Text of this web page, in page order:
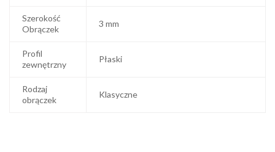
Szerokość
Obrączek
3 mm
Profil
zewnętrzny
Płaski
Rodzaj
obrączek
Klasyczne